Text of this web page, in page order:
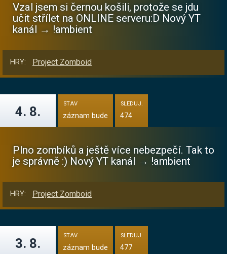
Vzal jsem si černou košili, protože se jdu
učit střílet na ONLINE serveru:D Nový YT
kanál → !ambient
HRY: Project Zomboid
4. 8.
STAV
záznam bude
SLEDUJ.
474
Plno zombíků a ještě více nebezpečí. Tak to
je správně :) Nový YT kanál → !ambient
HRY: Project Zomboid
3. 8.
STAV
záznam bude
SLEDUJ.
477